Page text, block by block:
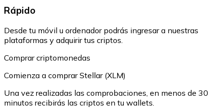
Rápido
Desde tu móvil u ordenador podrás ingresar a nuestras
plataformas y adquirir tus criptos.
Comprar criptomonedas
Comienza a comprar Stellar (XLM)
Una vez realizadas las comprobaciones, en menos de 30
minutos recibirás las criptos en tu wallets.